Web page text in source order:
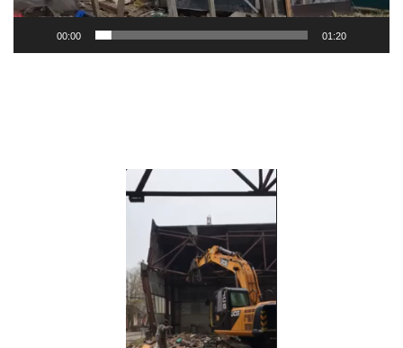
00:00 01:20
Видеоплеер